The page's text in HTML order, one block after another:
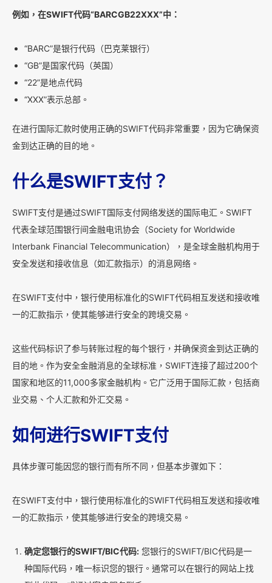
例如，在SWIFT代码“BARCGB22XXX”中：
“BARC”是银行代码（巴克莱银行）
“GB”是国家代码（英国）
“22”是地点代码
“XXX”表示总部。
在进行国际汇款时使用正确的SWIFT代码非常重要，因为它确保资
金到达正确的目的地。
什么是SWIFT支付？
SWIFT支付是通过SWIFT国际支付网络发送的国际电汇。SWIFT
代表全球范围银行间金融电讯协会（Society for Worldwide
Interbank Financial Telecommunication），是全球金融机构用于
安全发送和接收信息（如汇款指示）的消息网络。
在SWIFT支付中，银行使用标准化的SWIFT代码相互发送和接收唯
一的汇款指示，使其能够进行安全的跨境交易。
这些代码标识了参与转账过程的每个银行，并确保资金到达正确的
目的地。作为安全金融消息的全球标准，SWIFT连接了超过200个
国家和地区的11,000多家金融机构。它广泛用于国际汇款，包括商
业交易、个人汇款和外汇交易。
如何进行SWIFT支付
具体步骤可能因您的银行而有所不同，但基本步骤如下：
在SWIFT支付中，银行使用标准化的SWIFT代码相互发送和接收唯
一的汇款指示，使其能够进行安全的跨境交易。
确定您银行的SWIFT/BIC代码: 您银行的SWIFT/BIC代码是一
种国际代码，唯一标识您的银行。通常可以在银行的网站上找